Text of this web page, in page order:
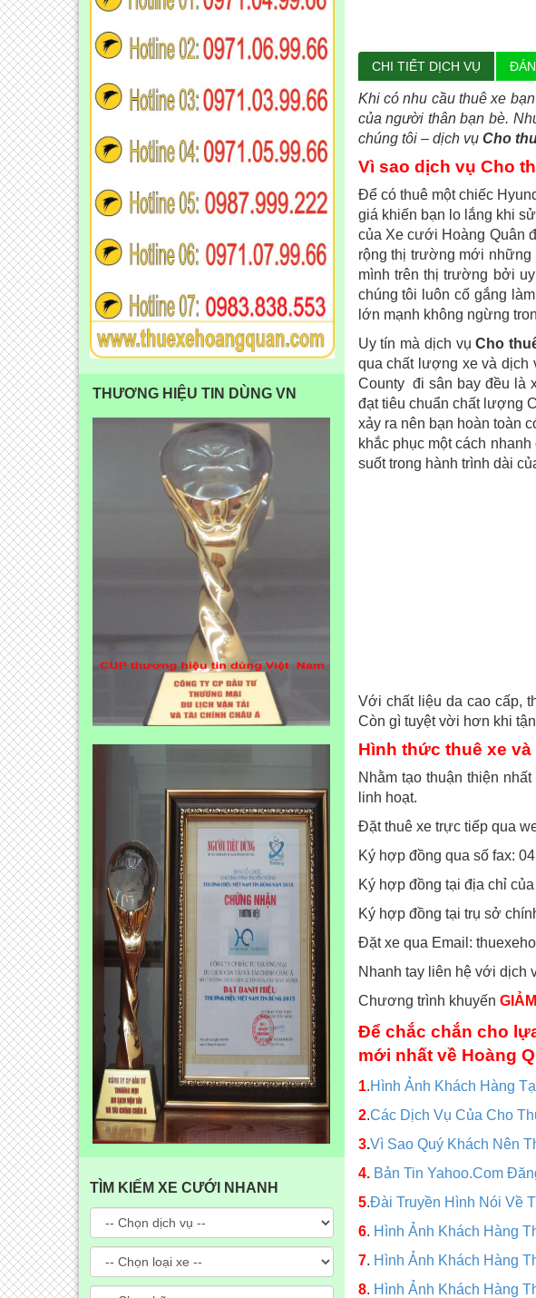
THƯƠNG HIỆU TIN DÙNG VN
TÌM KIẾM XE CƯỚI NHANH
CHI TIẾT DỊCH VỤ
Khi có nhu cầu thuê xe
của người thân bạn bè.
chúng tôi – dịch vụ Cho
Vì sao dịch vụ Cho
Để có thuê một chiếc
giá khiến bạn lo lắng khi
của Xe cưới Hoàng Quân
rộng thị trường mới
mình trên thị trường bởi
chúng tôi luôn cố gắng
lớn mạnh không ngừng
Uy tín mà dịch vụ Cho
qua chất lượng xe và dịch
County đi sân bay đều là
đạt tiêu chuẩn chất lượng
xảy ra nên bạn hoàn toàn
khắc phục một cách
suốt trong hành trình dài
Với chất liệu da cao cấp,
Còn gì tuyệt vời hơn khi
Hình thức thuê xe
Nhằm tạo thuận thiện
linh hoạt.
Đặt thuê xe trực tiếp qua
Ký hợp đồng qua số fax:
Ký hợp đồng tại địa chỉ
Ký hợp đồng tại trụ sở
Đặt xe qua Email:
Nhanh tay liên hệ với dịch
Chương trình khuyến
Để chắc chắn cho
mới nhất về Hoàng
1.Hình Ảnh Khách Hàng
2.Các Dịch Vụ Của Cho
3.Vì Sao Quý Khách Nên
4. Bản Tin Yahoo.Com
5.Đài Truyền Hình Nói Về
6. Hình Ảnh Khách Hàng
7. Hình Ảnh Khách Hàng
8. Hình Ảnh Khách Hàng